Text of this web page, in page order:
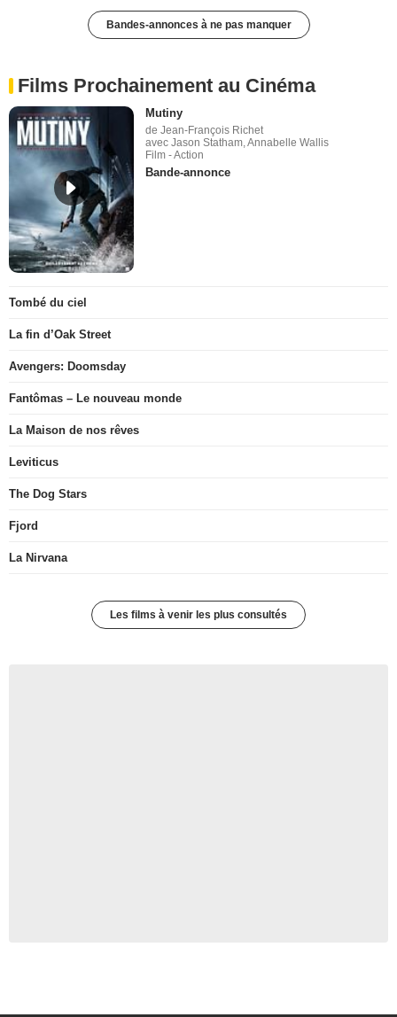
Bandes-annonces à ne pas manquer
Films Prochainement au Cinéma
Mutiny
de Jean-François Richet
avec Jason Statham, Annabelle Wallis
Film - Action
Bande-annonce
Tombé du ciel
La fin d’Oak Street
Avengers: Doomsday
Fantômas – Le nouveau monde
La Maison de nos rêves
Leviticus
The Dog Stars
Fjord
La Nirvana
Les films à venir les plus consultés